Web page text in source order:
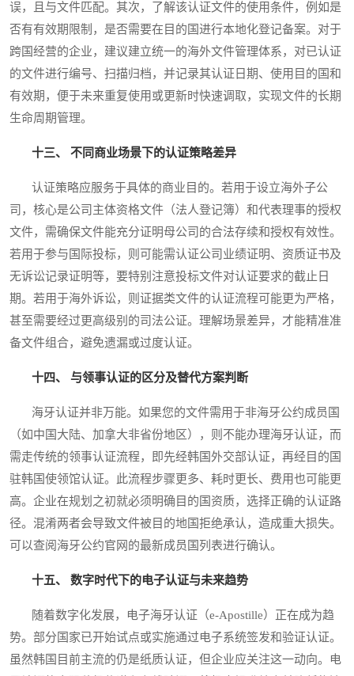
误，且与文件匹配。其次，了解该认证文件的使用条件，例如是
否有有效期限制，是否需要在目的国进行本地化登记备案。对于
跨国经营的企业，建议建立统一的海外文件管理体系，对已认证
的文件进行编号、扫描归档，并记录其认证日期、使用目的国和
有效期，便于未来重复使用或更新时快速调取，实现文件的长期
生命周期管理。
十三、 不同商业场景下的认证策略差异
认证策略应服务于具体的商业目的。若用于设立海外子公
司，核心是公司主体资格文件（法人登记簿）和代表理事的授权
文件，需确保文件能充分证明母公司的合法存续和授权有效性。
若用于参与国际投标，则可能需认证公司业绩证明、资质证书及
无诉讼记录证明等，要特别注意投标文件对认证要求的截止日
期。若用于海外诉讼，则证据类文件的认证流程可能更为严格，
甚至需要经过更高级别的司法公证。理解场景差异，才能精准准
备文件组合，避免遗漏或过度认证。
十四、 与领事认证的区分及替代方案判断
海牙认证并非万能。如果您的文件需用于非海牙公约成员国
（如中国大陆、加拿大非省份地区），则不能办理海牙认证，而
需走传统的领事认证流程，即先经韩国外交部认证，再经目的国
驻韩国使领馆认证。此流程步骤更多、耗时更长、费用也可能更
高。企业在规划之初就必须明确目的国资质，选择正确的认证路
径。混淆两者会导致文件被目的地国拒绝承认，造成重大损失。
可以查阅海牙公约官网的最新成员国列表进行确认。
十五、 数字时代下的电子认证与未来趋势
随着数字化发展，电子海牙认证（e-Apostille）正在成为趋
势。部分国家已开始试点或实施通过电子系统签发和验证认证。
虽然韩国目前主流的仍是纸质认证，但企业应关注这一动向。电